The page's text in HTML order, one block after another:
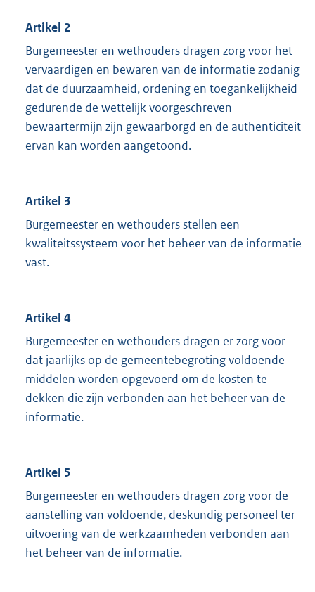
Artikel 2
Burgemeester en wethouders dragen zorg voor het
vervaardigen en bewaren van de informatie zodanig
dat de duurzaamheid, ordening en toegankelijkheid
gedurende de wettelijk voorgeschreven
bewaartermijn zijn gewaarborgd en de authenticiteit
ervan kan worden aangetoond.
Artikel 3
Burgemeester en wethouders stellen een
kwaliteitssysteem voor het beheer van de informatie
vast.
Artikel 4
Burgemeester en wethouders dragen er zorg voor
dat jaarlijks op de gemeentebegroting voldoende
middelen worden opgevoerd om de kosten te
dekken die zijn verbonden aan het beheer van de
informatie.
Artikel 5
Burgemeester en wethouders dragen zorg voor de
aanstelling van voldoende, deskundig personeel ter
uitvoering van de werkzaamheden verbonden aan
het beheer van de informatie.